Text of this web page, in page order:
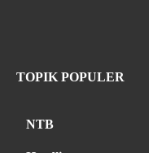
TOPIK POPULER
NTB